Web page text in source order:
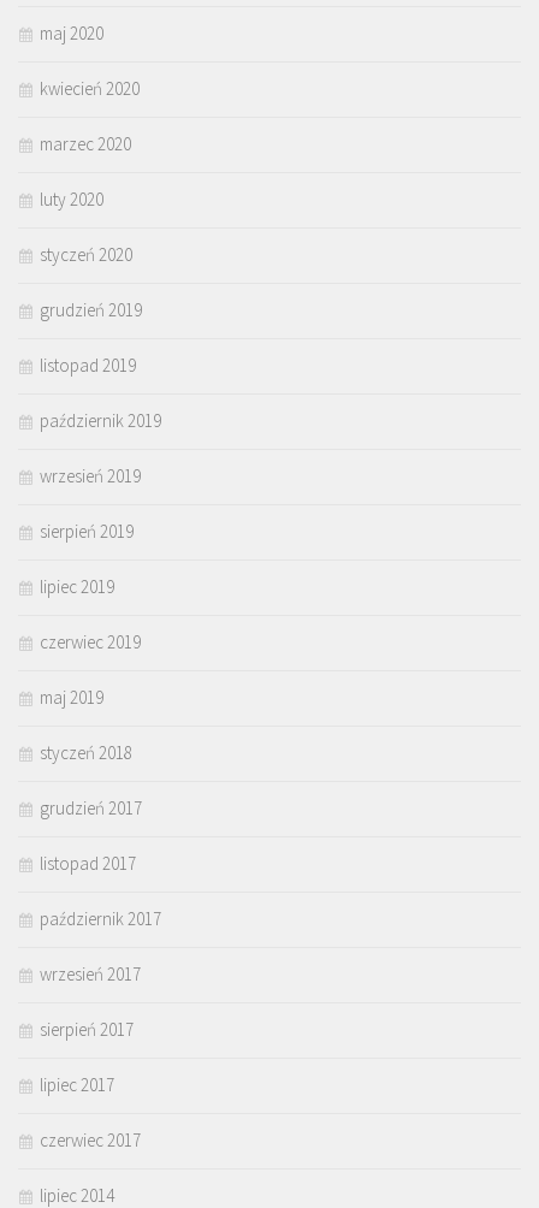
maj 2020
kwiecień 2020
marzec 2020
luty 2020
styczeń 2020
grudzień 2019
listopad 2019
październik 2019
wrzesień 2019
sierpień 2019
lipiec 2019
czerwiec 2019
maj 2019
styczeń 2018
grudzień 2017
listopad 2017
październik 2017
wrzesień 2017
sierpień 2017
lipiec 2017
czerwiec 2017
lipiec 2014